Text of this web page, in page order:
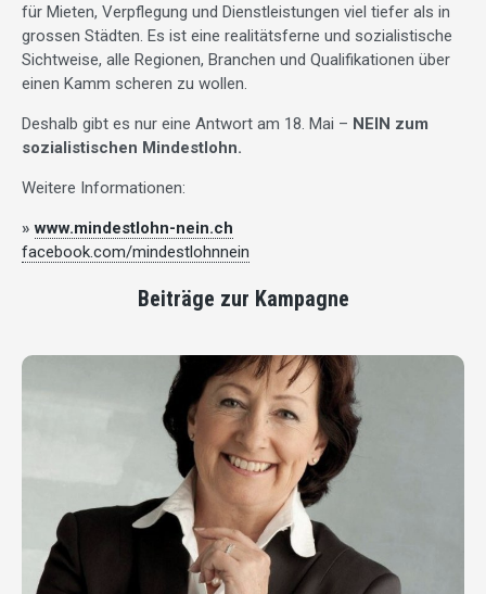
für Mieten, Verpflegung und Dienstleistungen viel tiefer als in
grossen Städten. Es ist eine realitätsferne und sozialistische
Sichtweise, alle Regionen, Branchen und Qualifikationen über
einen Kamm scheren zu wollen.
Deshalb gibt es nur eine Antwort am 18. Mai – NEIN zum
sozialistischen Mindestlohn.
Weitere Informationen:
»www.mindestlohn-nein.ch
facebook.com/mindestlohnnein
Beiträge zur Kampagne